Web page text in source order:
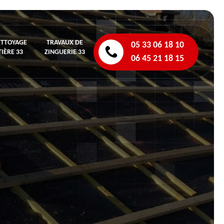
33
TRAVAUX DE
ZINGUERIE 33
05 33 06 18 10
06 45 21 18 15